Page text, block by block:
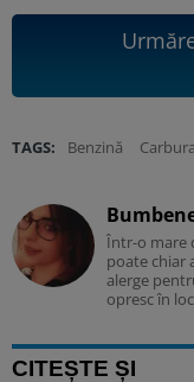
TAGS: Benzină
Într-o mare
poate chiar
alerge
opresc în
CITEȘTE ȘI